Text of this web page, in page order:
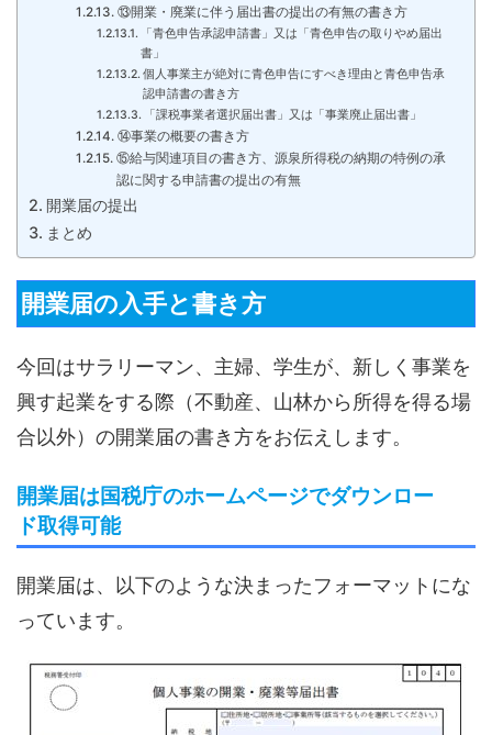
⑬開業・廃業に伴う届出書の提出の有無の書き方
「青色申告承認申請書」又は「青色申告の取りやめ届出
書」
個人事業主が絶対に青色申告にすべき理由と青色申告承
認申請書の書き方
「課税事業者選択届出書」又は「事業廃止届出書」
⑭事業の概要の書き方
⑮給与関連項目の書き方、源泉所得税の納期の特例の承
認に関する申請書の提出の有無
開業届の提出
まとめ
開業届の入手と書き方
今回はサラリーマン、主婦、学生が、新しく事業を
興す起業をする際（不動産、山林から所得を得る場
合以外）の開業届の書き方をお伝えします。
開業届は国税庁のホームページでダウンロー
ド取得可能
開業届は、以下のような決まったフォーマットにな
っています。